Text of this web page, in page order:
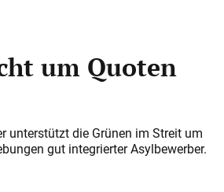
um Quoten
unterstützt die Grünen im Streit um
gut integrierter Asylbewerber.